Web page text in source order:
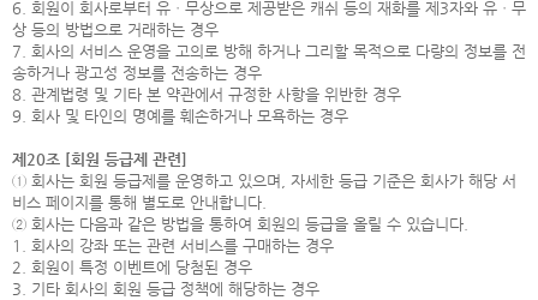
6. 회원이 회사로부터 유ㆍ무상으로 제공받은 캐쉬 등의 재화를 제3자와 유ㆍ무
상 등의 방법으로 거래하는 경우
7. 회사의 서비스 운영을 고의로 방해 하거나 그리할 목적으로 다량의 정보를 전
송하거나 광고성 정보를 전송하는 경우
8. 관계법령 및 기타 본 약관에서 규정한 사항을 위반한 경우
9. 회사 및 타인의 명예를 훼손하거나 모욕하는 경우
제20조 [회원 등급제 관련]
① 회사는 회원 등급제를 운영하고 있으며, 자세한 등급 기준은 회사가 해당 서
비스 페이지를 통해 별도로 안내합니다.
② 회사는 다음과 같은 방법을 통하여 회원의 등급을 올릴 수 있습니다.
1. 회사의 강좌 또는 관련 서비스를 구매하는 경우
2. 회원이 특정 이벤트에 당첨된 경우
3. 기타 회사의 회원 등급 정책에 해당하는 경우